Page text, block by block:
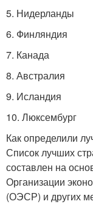
5. Нидерланды
6. Финляндия
7. Канада
8. Австралия
9. Исландия
10. Люксембург
Как определили
Список лучших
составлен на
Организации
(ОЭСР) и других